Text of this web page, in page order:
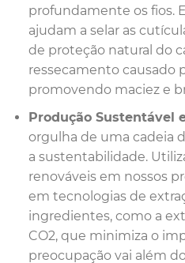
profundamente os fios.
ajudam a selar as
de proteção natural do
ressecamento causado
promovendo maciez e
Produção Sustentável
orgulha de uma cadeia
a sustentabilidade.
renováveis em nossos
em tecnologias de
ingredientes, como a
CO2, que minimiza o
preocupação vai além